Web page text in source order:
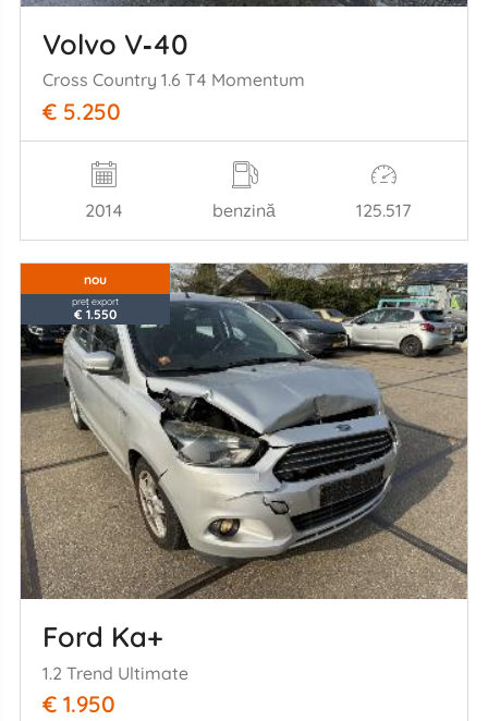
Volvo V‑40
Cross Country 1.6 T4 Momentum
€ 5.250
2014 benzină 125.517
nou
preț export
€ 1.550
Ford Ka+
1.2 Trend Ultimate
€ 1.950